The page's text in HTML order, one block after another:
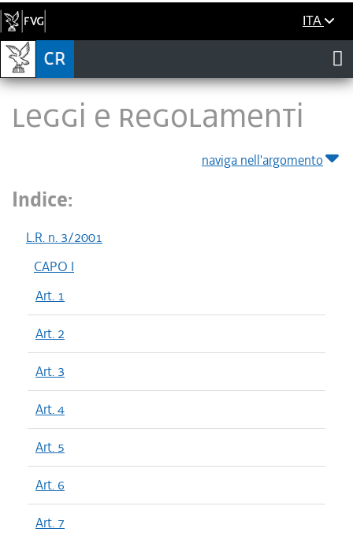
ITA
LEGGI E REGOLAMENTI
naviga nell'argomento
Indice:
L.R. n. 3/2001
CAPO I
Art. 1
Art. 2
Art. 3
Art. 4
Art. 5
Art. 6
Art. 7